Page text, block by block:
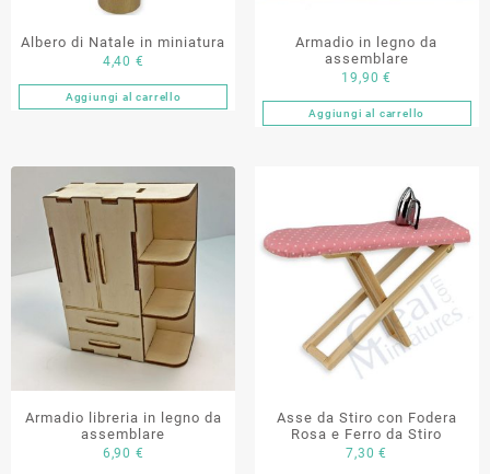
Albero di Natale in miniatura
4,40 €
Aggiungi al carrello
Armadio in legno da
assemblare
19,90€
Aggiungi al carrello
Armadio libreria in legno da
assemblare
6,90 €
Asse da Stiro con Fodera
Rosa e Ferro da Stiro
7,30€